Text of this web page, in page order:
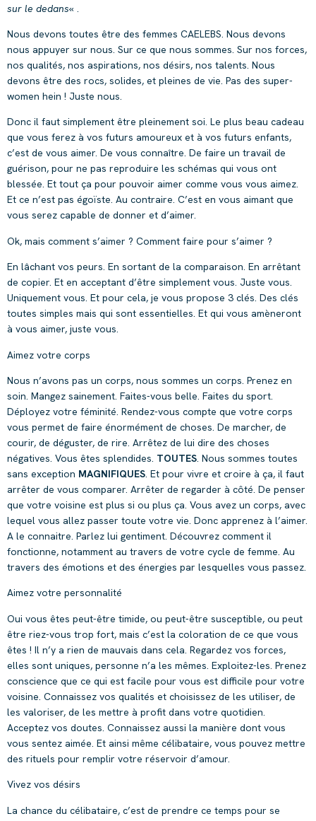
sur le dedans« .
Nous devons toutes être des femmes CAELEBS. Nous devons
nous appuyer sur nous. Sur ce que nous sommes. Sur nos forces,
nos qualités, nos aspirations, nos désirs, nos talents. Nous
devons être des rocs, solides, et pleines de vie. Pas des super-
women hein ! Juste nous.
Donc il faut simplement être pleinement soi. Le plus beau cadeau
que vous ferez à vos futurs amoureux et à vos futurs enfants,
c’est de vous aimer. De vous connaître. De faire un travail de
guérison, pour ne pas reproduire les schémas qui vous ont
blessée. Et tout ça pour pouvoir aimer comme vous vous aimez.
Et ce n’est pas égoïste. Au contraire. C’est en vous aimant que
vous serez capable de donner et d’aimer.
Ok, mais comment s’aimer ? Comment faire pour s’aimer ?
En lâchant vos peurs. En sortant de la comparaison. En arrêtant
de copier. Et en acceptant d’être simplement vous. Juste vous.
Uniquement vous. Et pour cela, je vous propose 3 clés. Des clés
toutes simples mais qui sont essentielles. Et qui vous amèneront
à vous aimer, juste vous.
Aimez votre corps
Nous n’avons pas un corps, nous sommes un corps. Prenez en
soin. Mangez sainement. Faites-vous belle. Faites du sport.
Déployez votre féminité. Rendez-vous compte que votre corps
vous permet de faire énormément de choses. De marcher, de
courir, de déguster, de rire. Arrêtez de lui dire des choses
négatives. Vous êtes splendides. TOUTES. Nous sommes toutes
sans exception MAGNIFIQUES. Et pour vivre et croire à ça, il faut
arrêter de vous comparer. Arrêter de regarder à côté. De penser
que votre voisine est plus si ou plus ça. Vous avez un corps, avec
lequel vous allez passer toute votre vie. Donc apprenez à l’aimer.
A le connaitre. Parlez lui gentiment. Découvrez comment il
fonctionne, notamment au travers de votre cycle de femme. Au
travers des émotions et des énergies par lesquelles vous passez.
Aimez votre personnalité
Oui vous êtes peut-être timide, ou peut-être susceptible, ou peut
être riez-vous trop fort, mais c’est la coloration de ce que vous
êtes ! Il n’y a rien de mauvais dans cela. Regardez vos forces,
elles sont uniques, personne n’a les mêmes. Exploitez-les. Prenez
conscience que ce qui est facile pour vous est difficile pour votre
voisine. Connaissez vos qualités et choisissez de les utiliser, de
les valoriser, de les mettre à profit dans votre quotidien.
Acceptez vos doutes. Connaissez aussi la manière dont vous
vous sentez aimée. Et ainsi même célibataire, vous pouvez mettre
des rituels pour remplir votre réservoir d’amour.
Vivez vos désirs
La chance du célibataire, c’est de prendre ce temps pour se